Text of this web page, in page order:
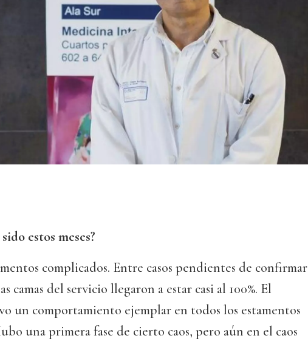
estos meses?
complicados. Entre casos pendientes de confirmar
camas del servicio llegaron a estar casi al 100%. El
un comportamiento ejemplar en todos los estamentos
una primera fase de cierto caos, pero aún en el caos